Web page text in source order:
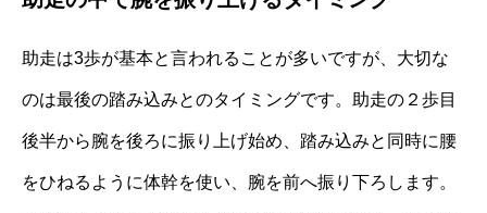
助走は3歩が基本と言われることが多いですが、大切な
のは最後の踏み込みとのタイミングです。助走の２歩目
後半から腕を後ろに振り上げ始め、踏み込みと同時に腰
をひねるように体幹を使い、腕を前へ振り下ろします。